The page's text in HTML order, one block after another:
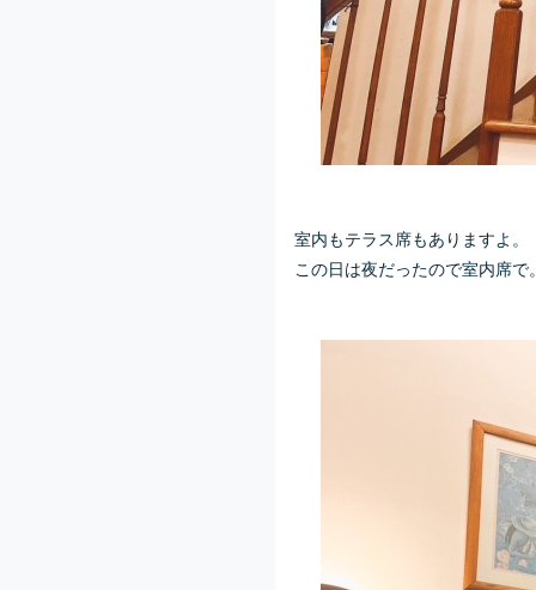
室内もテラス席もありますよ。
この日は夜だったので室内席で